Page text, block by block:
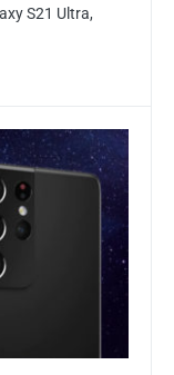
S21 Ultra,